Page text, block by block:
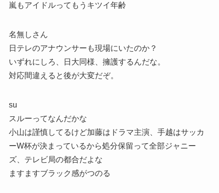
嵐もアイドルってもうキツイ年齢
名無しさん
日テレのアナウンサーも現場にいたのか？
いずれにしろ、日大同様、擁護するんだな。
対応間違えると後が大変だぞ。
su
スルーってなんだかな
小山は謹慎してるけど加藤はドラマ主演、手越はサッカ
ーW杯が決まっているから処分保留って全部ジャニー
ズ、テレビ局の都合だよな
ますますブラック感がつのる